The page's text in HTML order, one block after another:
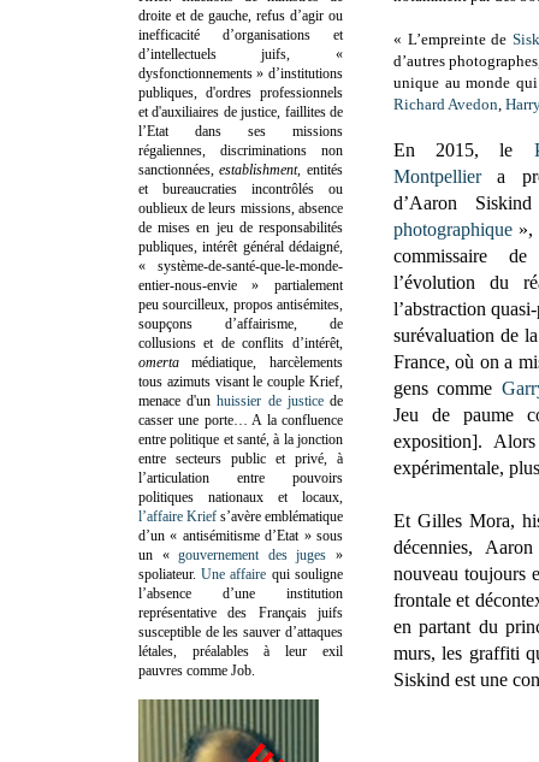
« L’empreinte de
d’autres
unique au monde
Richard Avedon,
En 2015, le
Montpelliera
d’Aaron
photographique »,
commissaire de
l’évolution du
l’abstraction
surévaluation de
France, où on a
gens comme
Jeu de paume
exposition].
expérimentale,
Et Gilles Mora,
décennies,
nouveau toujours
frontale et
en partant du
murs, les graffiti
Siskind est une
droite et de gauche, refus d’agir ou
inefficacité d’organisations et
d’intellectuels juifs, «
dysfonctionnements » d’institutions
publiques, d'ordres professionnels
et d'auxiliaires de justice, faillites de
l’Etat dans ses missions
régaliennes, discriminations non
sanctionnées,establishment, entités
et bureaucraties incontrôlés ou
oublieux de leurs missions, absence
de mises en jeu de responsabilités
publiques, intérêt général dédaigné,
« système-de-santé-que-le-monde-
entier-nous-envie » partialement
peu sourcilleux, propos antisémites,
soupçons d’affairisme, de
collusions et de conflits d’intérêt,
omertamédiatique, harcèlements
tous azimuts visant le couple Krief,
menace d'unhuissier de justicede
casser une porte… A la confluence
entre politique et santé, à la jonction
entre secteurs public et privé, à
l’articulation entre pouvoirs
politiques nationaux et locaux,
l’affaire Krief s’avère emblématique
d’un « antisémitisme d’Etat » sous
un «gouvernement des juges »
spoliateur.Une affaire qui souligne
l’absence d’une institution
représentative des Français juifs
susceptible de les sauver d’attaques
létales, préalables à leur exil
pauvres comme Job.